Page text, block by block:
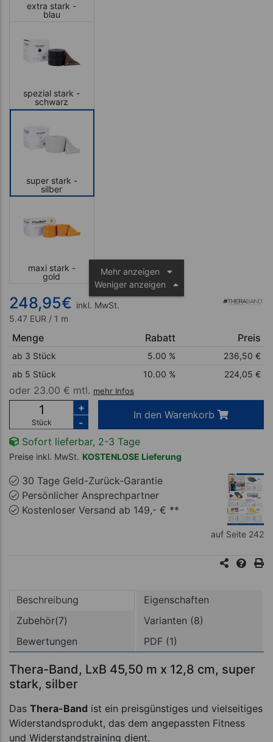
extra stark -
blau
spezial stark -
schwarz
super stark -
silber
maxi stark -
gold
Mehr anzeigen
Weniger anzeigen
248,95€ inkl. MwSt.
5.47 EUR / 1 m
Menge Rabatt Preis
ab 3 Stück 5.00 % 236,50€
ab 5 Stück
10.00 % 224,05€
oder 23.00 € mtl. mehr Infos
Stück
+
-
In den Warenkorb
Sofort lieferbar, 2-3 Tage
Preise inkl. MwSt. KOSTENLOSE Lieferung
30 Tage Geld-Zurück-Garantie
Persönlicher Ansprechpartner
Kostenloser Versand ab 149,- € **
auf Seite 242
Beschreibung
Eigenschaften
Zubehör(7)
Varianten (8)
Bewertungen
PDF (1)
Thera-Band, LxB 45,50 m x 12,8 cm, super
stark, silber
Das Thera-Band ist ein preisgünstiges und vielseitiges
Widerstandsprodukt, das dem angepassten Fitness
und Widerstandstraining dient.